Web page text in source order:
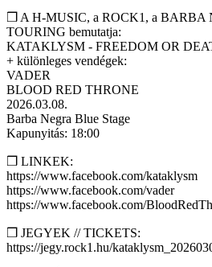
❒ A H-MUSIC, a ROCK1, a BARBA
TOURING bemutatja:
KATAKLYSM - FREEDOM OR
+ különleges vendégek:
VADER
BLOOD RED THRONE
2026.03.08.
Barba Negra Blue Stage
Kapunyitás: 18:00
❒ LINKEK:
https://www.facebook.com/kataklysm
https://www.facebook.com/vader
https://www.facebook.com/
❒ JEGYEK // TICKETS:
https://jegy.rock1.hu/